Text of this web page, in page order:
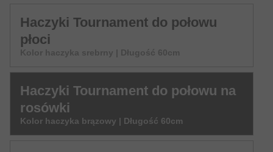
Haczyki Tournament do połowu
płoci
Kolor haczyka srebrny | Długość 60cm
Haczyki Tournament do połowu na
rosówki
Kolor haczyka brązowy | Długość 60cm